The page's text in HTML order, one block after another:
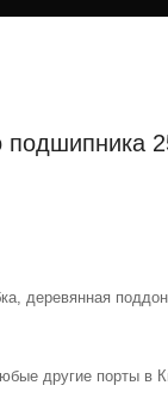
подшипника
деревянная
другие порты в